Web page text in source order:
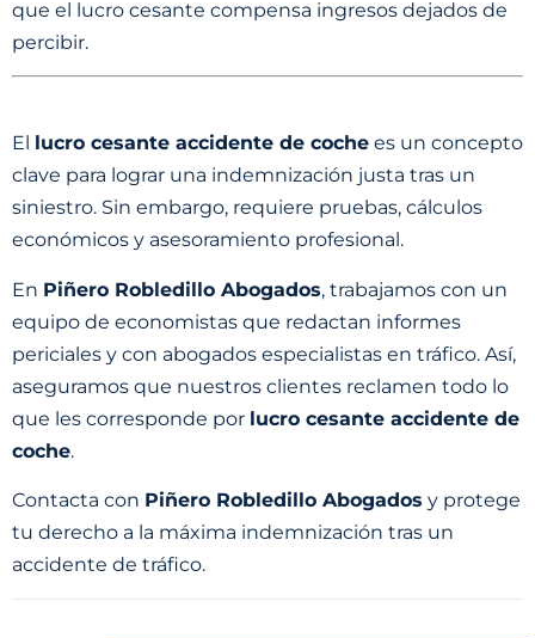
que el lucro cesante compensa ingresos dejados de
percibir.
El lucro cesante accidente de coche es un concepto
clave para lograr una indemnización justa tras un
siniestro. Sin embargo, requiere pruebas, cálculos
económicos y asesoramiento profesional.
En Piñero Robledillo Abogados, trabajamos con un
equipo de economistas que redactan informes
periciales y con abogados especialistas en tráfico. Así,
aseguramos que nuestros clientes reclamen todo lo
que les corresponde por lucro cesante accidente de
coche.
Contacta con Piñero Robledillo Abogados y protege
tu derecho a la máxima indemnización tras un
accidente de tráfico.